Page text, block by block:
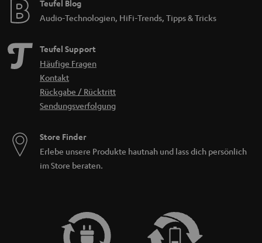
Teufel Blog
Audio-Technologien, HiFi-Trends, Tipps & Tricks
Teufel Support
Häufige Fragen
Kontakt
Rückgabe / Rücktritt
Sendungsverfolgung
Store Finder
Erlebe unsere Produkte hautnah und lass dich persönlich
im Store beraten.